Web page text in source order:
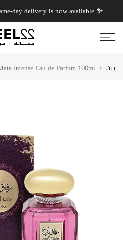
انتقل
إلى
المحتوى
✨ Shop now, get it today!
day delivery is now available!
بيت Intense Eau de Parfum 100ml